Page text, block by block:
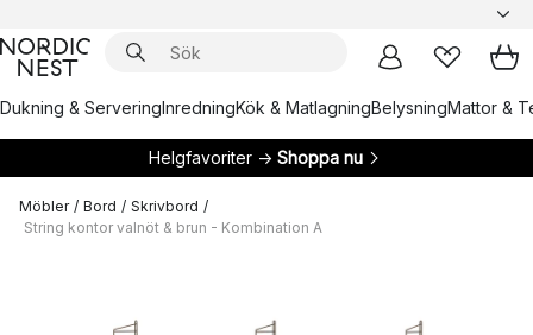
Dukning & ServeringInredningKök & MatlagningBelysningMattor &
Helgfavoriter → Shoppa nu
Möbler / Bord / Skrivbord /
String kontor valnöt & brun - Kombination A